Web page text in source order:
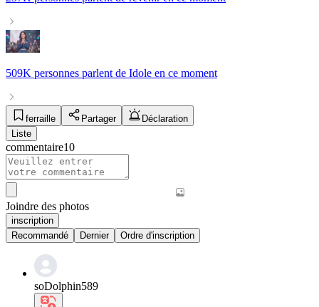
509K personnes parlent de Idole en ce moment
ferraille Partager
Déclaration
Liste
commentaire10
Joindre des photos
inscription
Recommandé
Dernier Ordre d'inscription
soDolphin589